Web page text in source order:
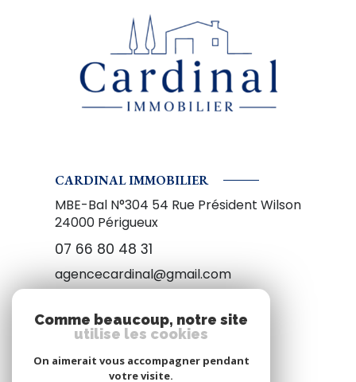
CARDINAL IMMOBILIER
MBE-Bal N°304 54 Rue Président Wilson
24000 Périgueux
07 66 80 48 31
agencecardinal@gmail.com
NOUS SUIVRE
Comme beaucoup, notre site
utilise les cookies
On aimerait vous accompagner pendant
votre visite.